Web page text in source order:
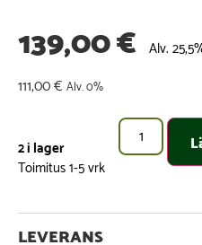
139,00€ Alv.
111,00€ Alv. 0%
2 i lager